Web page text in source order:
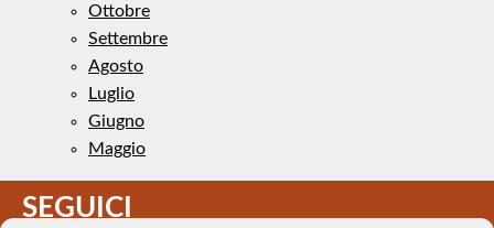
Ottobre
Settembre
Agosto
Luglio
Giugno
Maggio
SEGUICI